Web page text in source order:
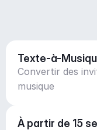
Texte-à-
Convertir des
musique
À partir de 15